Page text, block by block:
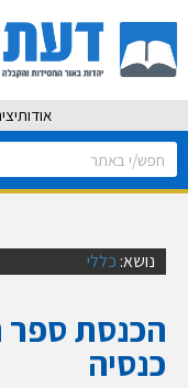
אודות
נושא: כללי
הכנסת ספר
כנסיה